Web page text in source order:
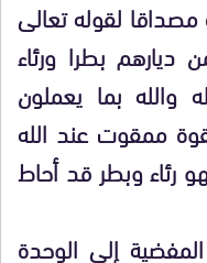
مصداقا لقوله تعالى
ديارهم بطرا ورئاء
بما يعملون
ممقوت عند الله
رئاء وبطر قد أحاط
المفضية إلى الوحدة